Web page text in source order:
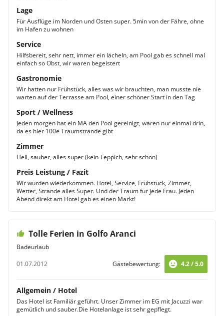
Lage
Für Ausflüge im Norden und Osten super. 5min von der Fähre, ohne
im Hafen zu wohnen
Service
Hilfsbereit, sehr nett, immer ein lächeln, am Pool gab es schnell mal
einfach so Obst, wir waren begeistert
Gastronomie
Wir hatten nur Frühstück, alles was wir brauchten, man musste nie
warten auf der Terrasse am Pool, einer schöner Start in den Tag
Sport / Wellness
Jeden morgen hat ein MA den Pool gereinigt, waren nur einmal drin,
da es hier 100e Traumstrände gibt
Zimmer
Hell, sauber, alles super (kein Teppich, sehr schön)
Preis Leistung / Fazit
Wir würden wiederkommen. Hotel, Service, Frühstück, Zimmer,
Wetter, Strände alles Super. Und der Traum für jede Frau. Jeden
Abend direkt am Hotel gab es einen Markt!
Tolle Ferien in Golfo Aranci
Badeurlaub
01.07.2012
Gästebewertung: 4.2 / 5.0
Allgemein / Hotel
Das Hotel ist Familiär geführt. Unser Zimmer im EG mit Jacuzzi war
gemütlich und sauber.Die Hotelanlage ist sehr gepflegt.